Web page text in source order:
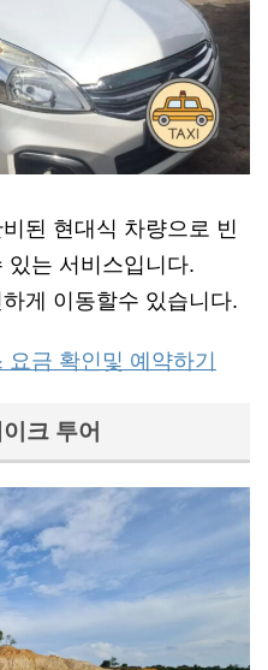
된 현대식 차량으로 빈
있는 서비스입니다.
게 이동할수 있습니다.
금 확인및 예약하기
크 투어